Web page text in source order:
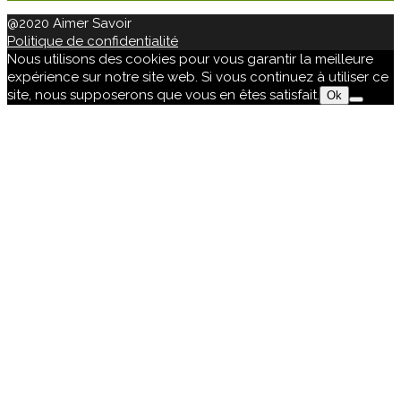
@2020 Aimer Savoir
Politique de confidentialité
Nous utilisons des cookies pour vous garantir la meilleure
expérience sur notre site web. Si vous continuez à utiliser ce
site, nous supposerons que vous en êtes satisfait. Ok